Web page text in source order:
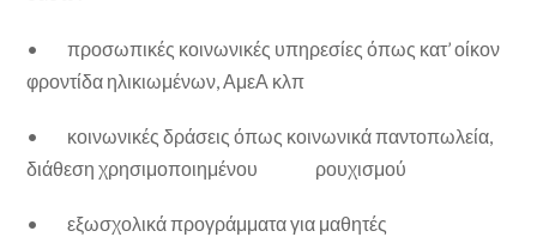
• προσωπικές κοινωνικές υπηρεσίες όπως κατ’ οίκον
φροντίδα ηλικιωμένων, ΑμεΑ κλπ
• κοινωνικές δράσεις όπως κοινωνικά παντοπωλεία,
διάθεση χρησιμοποιημένου ρουχισμού
• εξωσχολικά προγράμματα για μαθητές